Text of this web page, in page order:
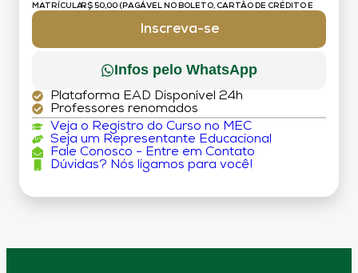
MATRÍCULA:R$ 50,00 (PAGÁVEL NO BOLETO, CARTÃO DE CRÉDITO E
Inscreva-se
Infos pelo WhatsApp
Plataforma EAD Disponível 24h
Professores renomados
Veja o Registro do Curso no MEC
Seja um Representante Educacional
Fale Conosco - Entre em Contato
Dúvidas? Nós ligamos para você!